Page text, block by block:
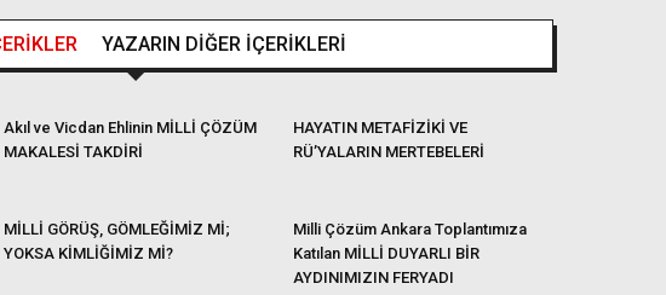
YAZARIN DİĞER İÇERİKLERİ
Akıl ve Vicdan Ehlinin MİLLİ ÇÖZÜM
MAKALESİ TAKDİRİ
HAYATIN METAFİZİKİ VE
RÜ’YALARIN MERTEBELERİ
MİLLİ GÖRÜŞ, GÖMLEĞİMİZ Mİ;
YOKSA KİMLİĞİMİZ Mİ?
Milli Çözüm Ankara Toplantımıza
Katılan MİLLİ DUYARLI BİR
AYDINIMIZIN FERYADI